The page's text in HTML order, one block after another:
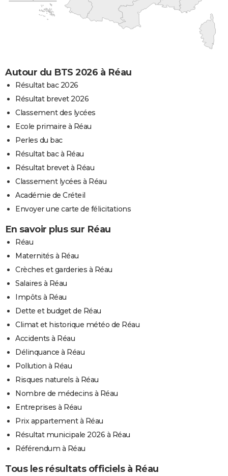
Autour du BTS 2026 à Réau
Résultat bac 2026
Résultat brevet 2026
Classement des lycées
Ecole primaire à Réau
Perles du bac
Résultat bac à Réau
Résultat brevet à Réau
Classement lycées à Réau
Académie de Créteil
Envoyer une carte de félicitations
En savoir plus sur Réau
Réau
Maternités à Réau
Crèches et garderies à Réau
Salaires à Réau
Impôts à Réau
Dette et budget de Réau
Climat et historique météo de Réau
Accidents à Réau
Délinquance à Réau
Pollution à Réau
Risques naturels à Réau
Nombre de médecins à Réau
Entreprises à Réau
Prix appartement à Réau
Résultat municipale 2026 à Réau
Référendum à Réau
Tous les résultats officiels à Réau